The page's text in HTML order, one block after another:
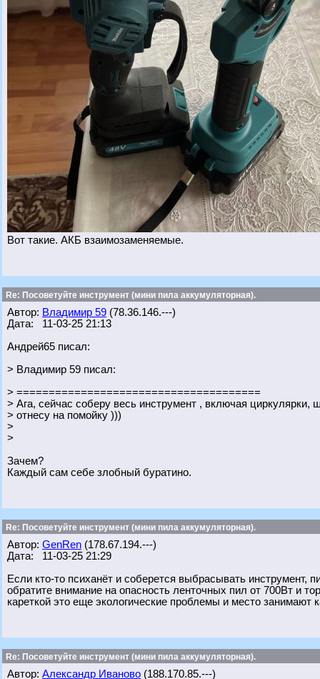
Вот такие. АКБ взаимозаменяемые.
Re: Посоветуйте инструмент (мини пила аккумуляторная).
Автор: Владимир 59 (78.36.146.---)
Дата: 11-03-25 21:13
Андрей65 писал:
> Владимир 59 писал:
> ======================================
> Ага, сейчас соберу весь инструмент , включая циркулярки,
> отнесу на помойку )))
>
>
Зачем?
Каждый сам себе злобный буратино.
Re: Посоветуйте инструмент (мини пила аккумуляторная).
Автор: GenRen (178.67.194.---)
Дата: 11-03-25 21:29
Если кто-то психанёт и соберется выбрасывать
обратите внимание на опасность ленточных пил от 700Вт и
кареткой это еще экологические проблемы и место занимают
Re: Посоветуйте инструмент (мини пила аккумуляторная).
Автор: Александр Иваново (188.170.85.---)